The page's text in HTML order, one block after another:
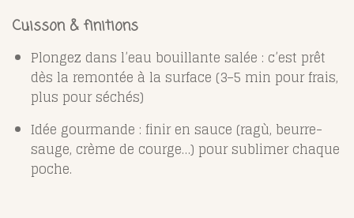
Cuisson & finitions
Plongez dans l’eau bouillante salée : c’est prêt
dès la remontée à la surface (3–5 min pour frais,
plus pour séchés)
Idée gourmande : finir en sauce (ragù, beurre-
sauge, crème de courge…) pour sublimer chaque
poche.